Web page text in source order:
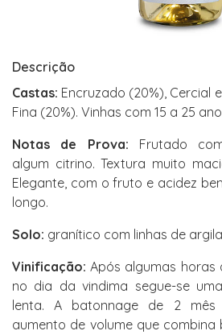
Descrição
Castas: Encruzado (20%), Cercial
Fina (20%). Vinhas com 15 a 25
Notas de Prova: Frutado
algum citrino. Textura muito
Elegante, com o fruto e acidez
longo.
Solo: granítico com linhas de
Vinificação: Após algumas
no dia da vindima segue-se
lenta. A batonnage de 2 mês
aumento de volume que